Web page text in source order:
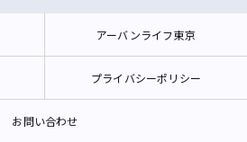
アーバンライフ東京
プライバシーポリシー
お問い合わせ